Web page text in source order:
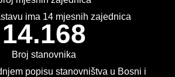
ima 14 mjesnih zajednica
14.168
Broj stanovnika
popisu stanovništva u Bosni i